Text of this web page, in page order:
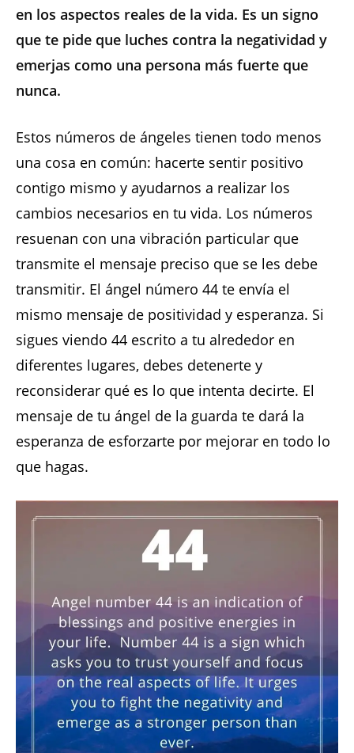
en los aspectos reales de la vida. Es un signo
que te pide que luches contra la negatividad y
emerjas como una persona más fuerte que
nunca.
Estos números de ángeles tienen todo menos
una cosa en común: hacerte sentir positivo
contigo mismo y ayudarnos a realizar los
cambios necesarios en tu vida. Los números
resuenan con una vibración particular que
transmite el mensaje preciso que se les debe
transmitir. El ángel número 44 te envía el
mismo mensaje de positividad y esperanza. Si
sigues viendo 44 escrito a tu alrededor en
diferentes lugares, debes detenerte y
reconsiderar qué es lo que intenta decirte. El
mensaje de tu ángel de la guarda te dará la
esperanza de esforzarte por mejorar en todo lo
que hagas.